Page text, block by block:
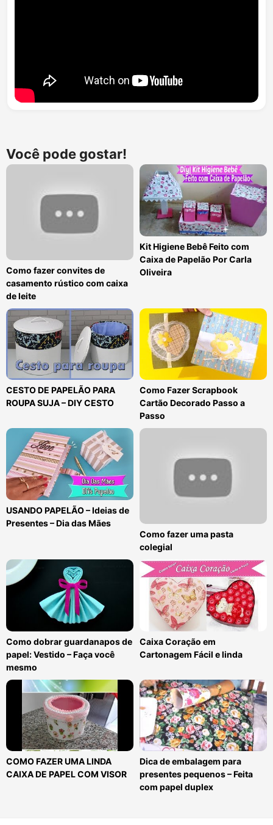
Você pode gostar!
Como fazer convites de
casamento rústico com caixa
de leite
Kit Higiene Bebê Feito com
Caixa de Papelão Por Carla
Oliveira
CESTO DE PAPELÃO PARA
ROUPA SUJA – DIY CESTO
Como Fazer Scrapbook
Cartão Decorado Passo a
Passo
USANDO PAPELÃO – Ideias de
Presentes – Dia das Mães
Como fazer uma pasta
colegial
Como dobrar guardanapos de
papel: Vestido – Faça você
mesmo
Caixa Coração em
Cartonagem Fácil e linda
COMO FAZER UMA LINDA
CAIXA DE PAPEL COM VISOR
Dica de embalagem para
presentes pequenos – Feita
com papel duplex